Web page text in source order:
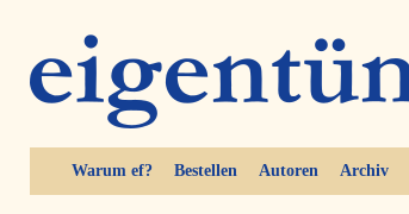
Warum ef? Bestellen Autoren Archiv